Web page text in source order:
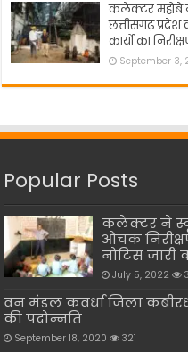
कलेक्टर महोबे
छत्तीसगढ़
कार्यो का
September 3,
Popular Posts
कलेक्टर ने
औचक
नोटिस जारी
July 5, 2022
वन मंडल कवर्धा जिला
की पदोन्नति
September 18, 2020 321